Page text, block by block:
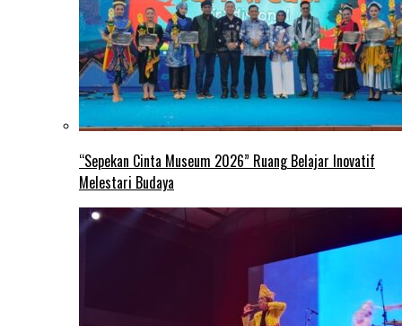
“Sepekan Cinta Museum 2026” Ruang Belajar Inovatif
Melestari Budaya